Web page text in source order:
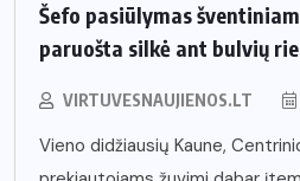
Šefo pasiūlymas
paruošta silkė ant bulvių
VIRTUVESNAUJIENOS.LT
Vieno didžiausių Kaune,